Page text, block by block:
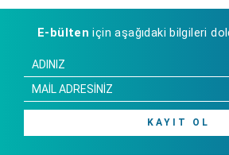
E-bülten için aşağıdaki bilgileri
KAYIT OL